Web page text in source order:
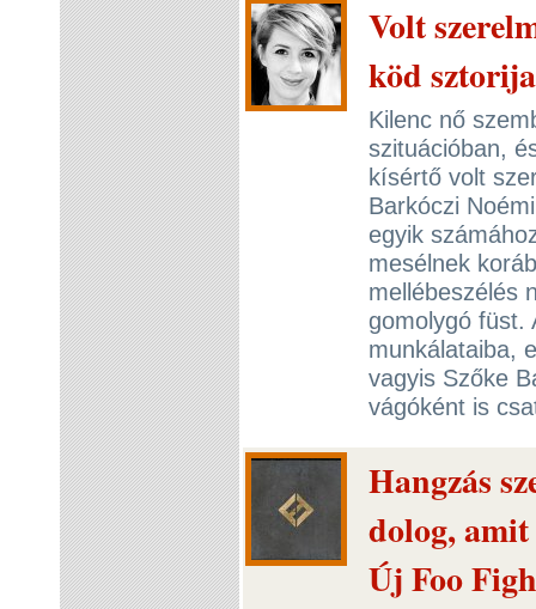
Volt
köd sztorija
Kilenc nő
szituációban,
kísértő volt
Barkóczi
egyik
mesélnek
mellébeszélés
gomolygó füst.
munkálataiba,
vagyis Szőke
vágóként is
Hangzás
dolog,
Új Foo